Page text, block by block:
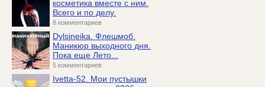
косметика вместе с ним.
Всего и по делу.
8 комментариев
Dylsineika. Флешмоб.
Маникюр выходного дня.
Пока еще Лето...
5 комментариев
Ivetta-52. Мои пустышки